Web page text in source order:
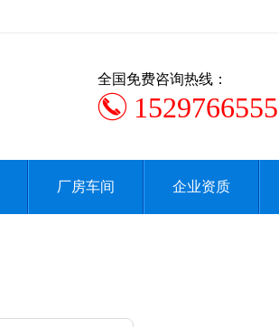
全国免费咨询热线：
厂房车间 企业资质